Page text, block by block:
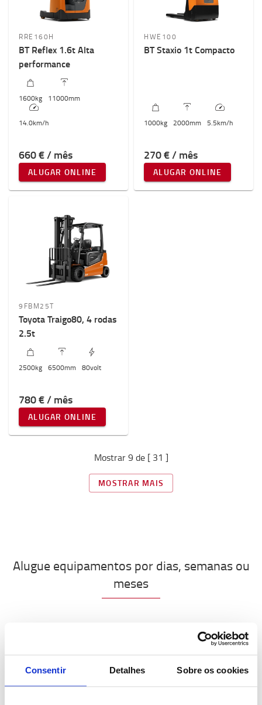
Consentir Detalhes Sobre os cookies
RRE160H
BT Reflex 1.6t Alta
performance
1600kg 11000mm
14.0km/h
660 € / mês
ALUGAR ONLINE
HWE100
BT Staxio 1t Compacto
1000kg 2000mm 5.5km/h
270 € / mês
ALUGAR ONLINE
9FBM25T
Toyota Traigo80, 4 rodas
2.5t
2500kg 6500mm 80volt
780 € / mês
ALUGAR ONLINE
Mostrar 9 de [ 31 ]
MOSTRAR MAIS
Alugue equipamentos por dias, semanas ou
meses